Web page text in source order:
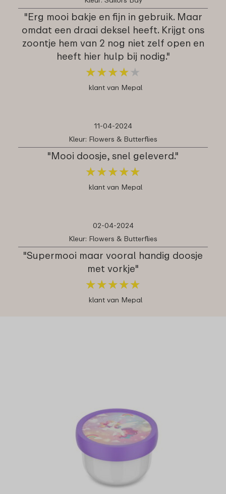
"Erg mooi bakje en fijn in gebruik. Maar
omdat een draai deksel heeft. Krijgt ons
zoontje hem van 2 nog niet zelf open en
heeft hier hulp bij nodig."
★★★★ ★
★★★★ ★
klant van Mepal
11-04-2024
Kleur: Flowers & Butterflies
"Mooi doosje, snel geleverd."
★★★★★
★★★★★
klant van Mepal
02-04-2024
Kleur: Flowers & Butterflies
"Supermooi maar vooral handig doosje
met vorkje"
★★★★★
★★★★★
klant van Mepal